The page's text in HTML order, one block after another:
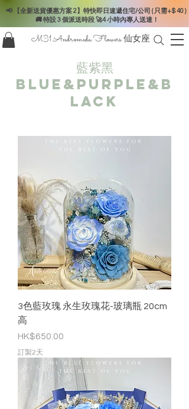
📢 【全新送貨優惠方案 2】特快即日速遞住宅/公司 ( 只需+$ 40 )
🚚 特設 3 個派送時段 🚀4 小時內專人送達！
M31 Andromeda Flowers 仙女座
藍紫黑
blue&purple&b
lack
3色藍玫瑰 永生玫瑰花-玻璃瓶 20cm
高
價格
HK$650.00
訂製2天